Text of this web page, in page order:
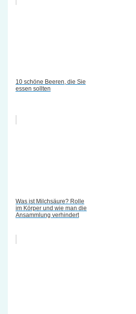
10 schöne Beeren, die Sie
essen sollten
Was ist Milchsäure? Rolle
im Körper und wie man die
Ansammlung verhindert